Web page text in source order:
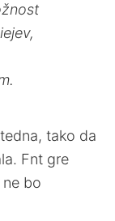
tako da
Fnt gre
bo